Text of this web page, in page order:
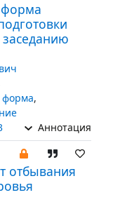
форма
заседанию
форма,
Аннотация
отбывания